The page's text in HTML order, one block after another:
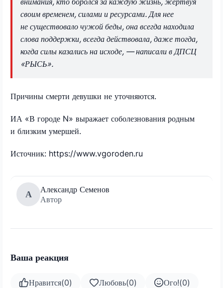
своим временем, силами и ресурсами. Для нее
не существовало чужой беды, она всегда находила
слова поддержки, всегда действовала, даже тогда,
когда силы казались на исходе, — написали в ДПСЦ
«РЫСЬ».
Причины смерти девушки не уточняются.
ИА «В городе N» выражает соболезнования родным
и близким умершей.
Источник: https://www.vgoroden.ru
А
Александр Семенов
Автор
Ваша реакция
Нравится(0) Любовь(0) Ого!(0)